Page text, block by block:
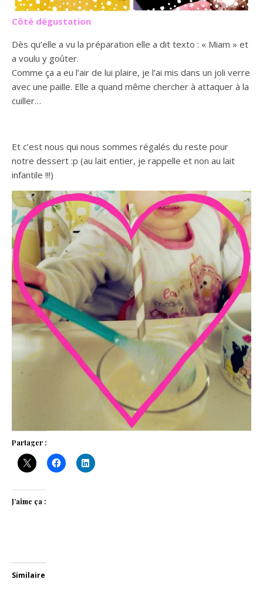
Côté dégustation
Dès qu’elle a vu la préparation elle a dit texto : « Miam » et
a voulu y goûter.
Comme ça a eu l’air de lui plaire, je l’ai mis dans un joli verre
avec une paille. Elle a quand même chercher à attaquer à la
cuiller…
Et c’est nous qui nous sommes régalés du reste pour
notre dessert :p (au lait entier, je rappelle et non au lait
infantile !!!)
Partager :
J’aime ça :
Similaire